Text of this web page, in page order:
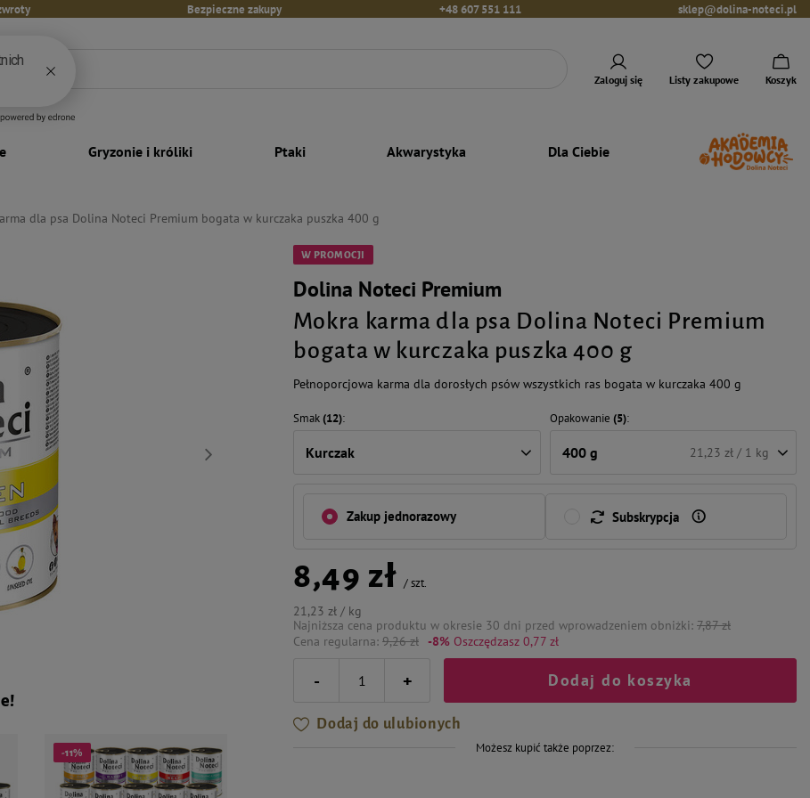
Bezpieczne zakupy +48 607 551 111 sklep@dolina-noteci.pl
Zaloguj się Listy zakupowe Koszyk
Gryzonie i króliki Ptaki Akwarystyka Dla Ciebie
dla psa Dolina Noteci Premium bogata w kurczaka puszka 400 g
W PROMOCJI
Dolina Noteci Premium
Mokra karma dla psa Dolina Noteci Premium
bogata w kurczaka puszka 400 g
Pełnoporcjowa karma dla dorosłych psów wszystkich ras bogata w kurczaka 400 g
Smak(12)
Kurczak
Opakowanie (5)
400 g 21,23 zł / 1 kg
Zakup jednorazowy Subskrypcja
8,49 zł /szt.
21,23 zł / kg
Najniższa cena produktu w okresie 30 dni przed wprowadzeniem obniżki: 7,87 zł
Cena regularna: 9,26 zł -8% Oszczędzasz 0,77 zł
- + Dodaj do koszyka
Dodaj do ulubionych
Możesz kupić także poprzez:
-11% -10%